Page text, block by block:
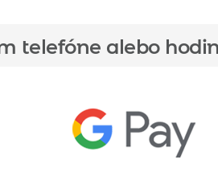
telefóne alebo